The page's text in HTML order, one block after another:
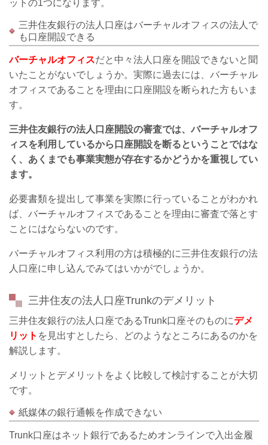
ットの1つになります。
三井住友銀行の法人口座はバーチャルオフィスの法人で
も口座開設できる
バーチャルオフィスだと中々法人口座を開設できないと聞
いたことがないでしょうか。実際に過去には、バーチャル
オフィスであることを理由に口座開設を断られた方もいま
す。
三井住友銀行の法人口座開設の審査では、バーチャルオフ
ィスを利用しているから口座開設を断るということではな
く、あくまでも事業実態が存在するかどうかを重視してい
ます。
必要書類を提出して事業を実際に行っていることがわかれ
ば、バーチャルオフィスであることを理由に審査で落とす
ことにはならないのです。
バーチャルオフィス利用の方は積極的に三井住友銀行の法
人口座に申し込んでみてはいかがでしょうか。
三井住友の法人口座Trunkのデメリット
三井住友銀行の法人口座であるTrunk口座そのものにデメ
リット を見出すとしたら、どのようなところにあるのかを
解説します。
メリットとデメリットをよく比較して検討することが大切
です。
紙媒体の銀行通帳を作成できない
Trunk口座はネット銀行であるためオンラインで入出金履